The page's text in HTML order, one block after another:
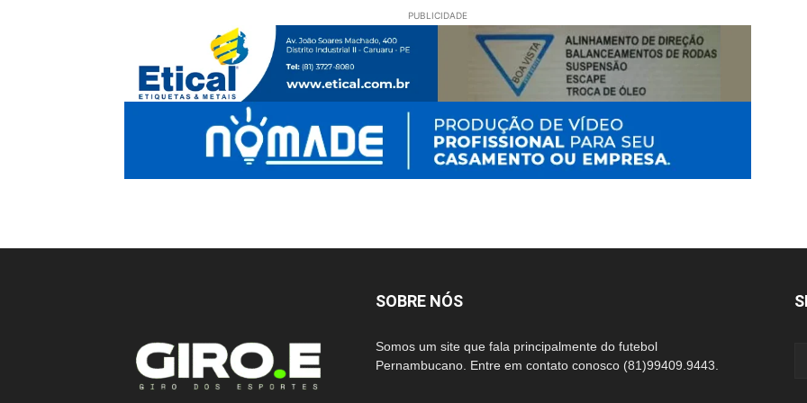
PUBLICIDADE
SOBRE NÓS
Somos um site que fala principalmente do futebol
Pernambucano. Entre em contato conosco (81)99409.9443.